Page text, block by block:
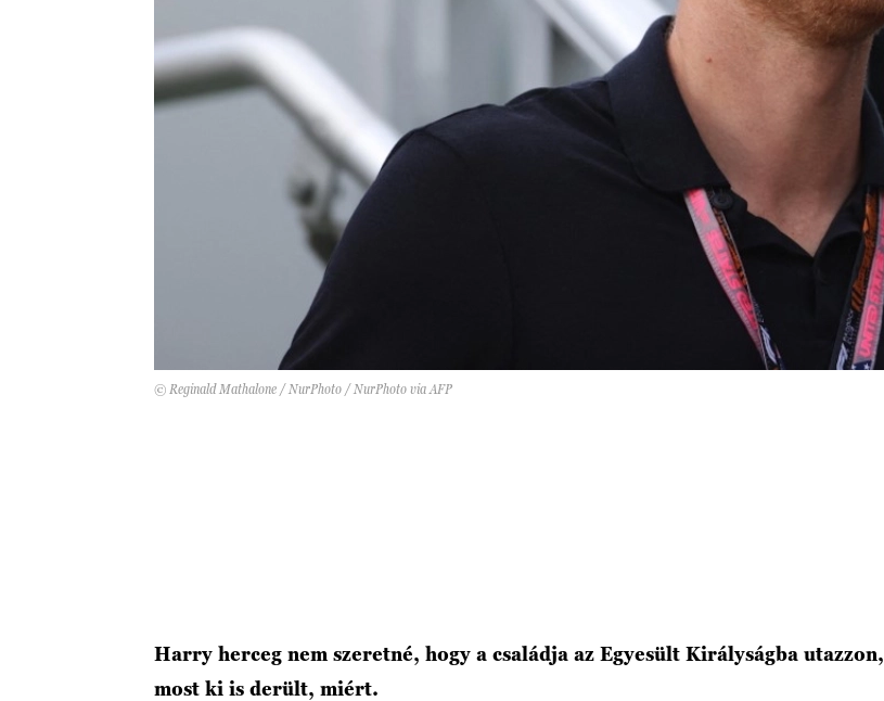
© Reginald Mathalone / NurPhoto / NurPhoto via AFP
Harry herceg nem szeretné, hogy a családja az Egyesült Királyságba utazzon,
most ki is derült, miért.